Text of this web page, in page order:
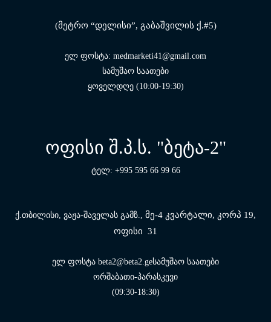
(მეტრო “დელისი”, გაბაშვილის ქ.#5)
ელ ფოსტა: medmarketi41@gmail.com
სამუშაო საათები
ყოველდღე (10:00-19:30)
ოფისი შ.პ.ს. "ბეტა-2"
ტელ: +995 595 66 99 66
ქ.თბილისი, ვაჟა-შაველას გამზ., მე-4 კვარტალი, კორპ 19,
ოფისი 31
ელ ფოსტა beta2@beta2.geსამუშაო საათები
ორშაბათი-პარასკევი
(09:30-18:30)